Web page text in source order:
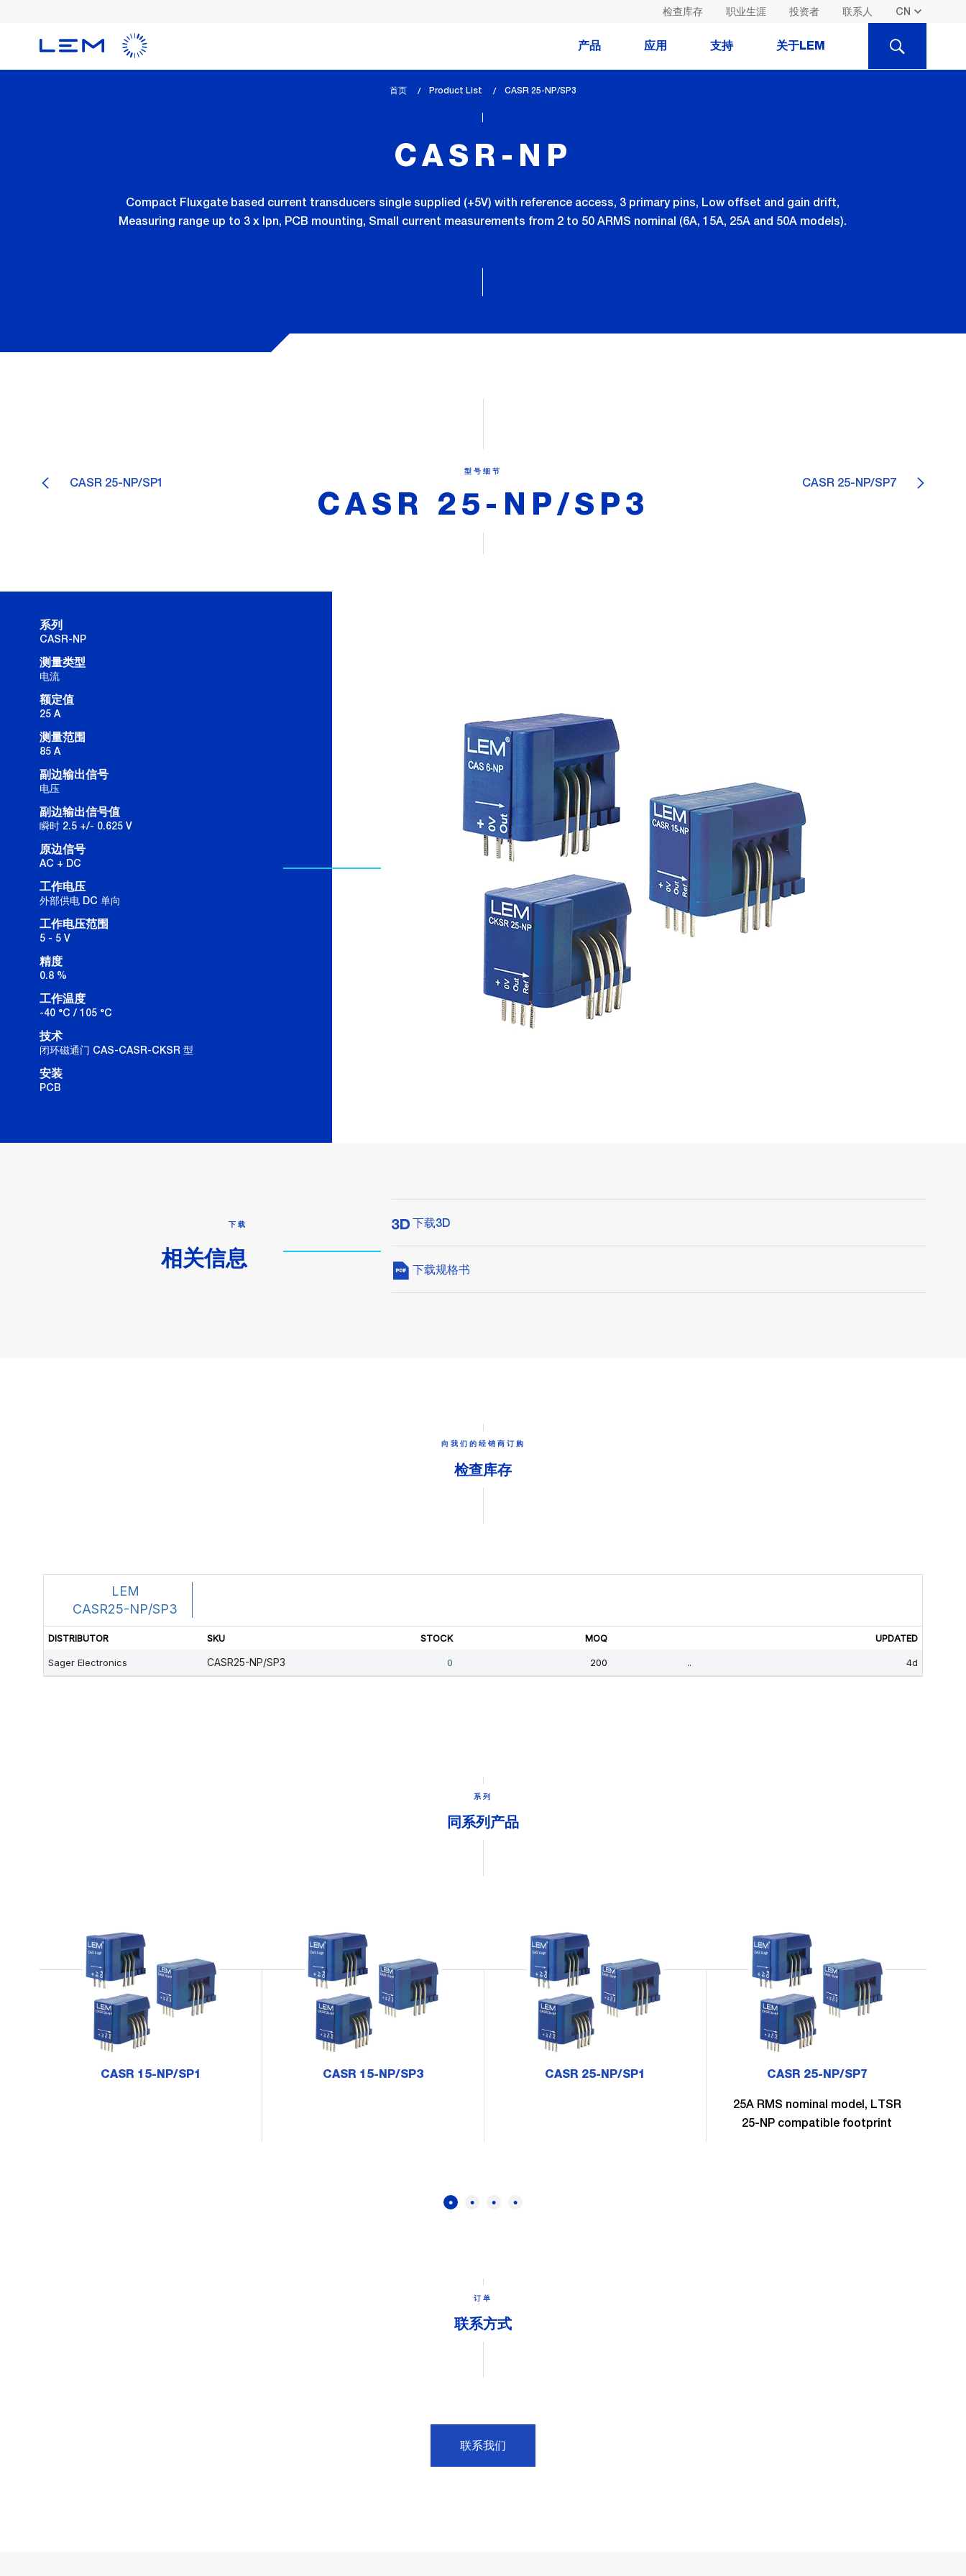
检查库存 职业生涯 投资者 联系人
产品 应用 支持 关于LEM SEARCH
首页 Product List
lem_current_page
CASR 25-NP/SP3
CASR-NP
Compact Fluxgate based current transducers single supplied (+5V) with reference access, 3 primary pins, Low offset and gain drift,
Measuring range up to 3 x Ipn, PCB mounting, Small current measurements from 2 to 50 ARMS nominal (6A, 15A, 25A and 50A models).
CASR 25-NP/SP1 CASR 25-NP/SP7
型号细节
CASR 25-NP/SP3
系列
CASR-NP
测量类型
电流
额定值
25 A
测量范围
85 A
副边输出信号
电压
副边输出信号值
瞬时 2.5 +/- 0.625 V
原边信号
AC + DC
工作电压
外部供电 DC 单向
工作电压范围
5 - 5 V
精度
0.8 %
工作温度
-40 °C / 105 °C
技术
闭环磁通门 CAS-CASR-CKSR 型
安装
PCB
下载
相关信息
下载3D
下载规格书
向我们的经销商订购
检查库存
系列
同系列产品
CASR 15-NP/SP1 CASR 15-NP/SP3 CASR 25-NP/SP1 CASR 25-NP/SP7
25A RMS nominal model, LTSR
25-NP compatible footprint
订单
联系方式
联系我们